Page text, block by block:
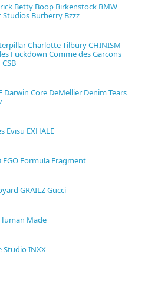
Betty Boop Birkenstock BMW
Studios Burberry Bzzz
Charlotte TilburyCHINISM
Fuckdown Comme des Garcons
CSB
Darwin Core DeMellier Denim Tears
Evisu EXHALE
EGO Formula Fragment
GRAILZGucci
Made
StudioINXX